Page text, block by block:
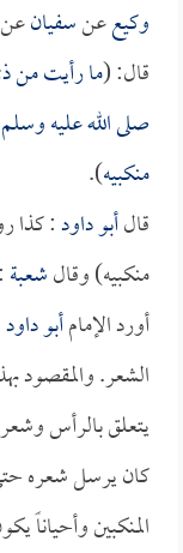
وكيععنسفيان
قال: (ما رأيت من
صلى الله عليه
منكبيه).
قالأبو داود: كذا
منكبيه) وقالشعبة
أورد الإمامأبو
الشعر. والمقصود
يتعلق بالرأس
كان يرسل شعره حتى
المنكبين وأحياناً